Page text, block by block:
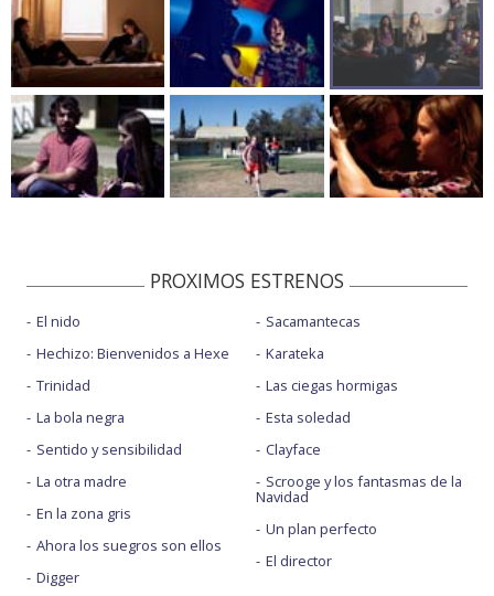
PROXIMOS ESTRENOS
El nido
Hechizo: Bienvenidos a Hexe
Trinidad
La bola negra
Sentido y sensibilidad
La otra madre
En la zona gris
Ahora los suegros son ellos
Digger
Sacamantecas
Karateka
Las ciegas hormigas
Esta soledad
Clayface
Scrooge y los fantasmas de la
Navidad
Un plan perfecto
El director